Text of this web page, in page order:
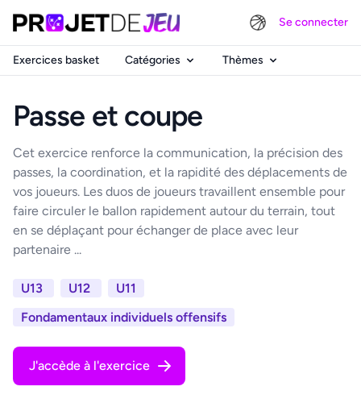
Se connecter
Exercices basket Catégories Thèmes
Passe et coupe
Cet exercice renforce la communication, la précision des
passes, la coordination, et la rapidité des déplacements de
vos joueurs. Les duos de joueurs travaillent ensemble pour
faire circuler le ballon rapidement autour du terrain, tout
en se déplaçant pour échanger de place avec leur
partenaire ...
U13 U12
U11
Fondamentaux individuels offensifs
J'accède à l'exercice